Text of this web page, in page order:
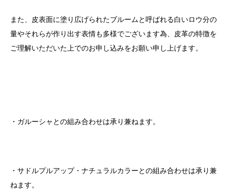
また、皮表面に塗り広げられたブルームと呼ばれる白いロウ分の
量やそれらが作り出す表情も多様でございます為、皮革の特徴を
ご理解いただいた上でのお申し込みをお願い申し上げます。
・ガルーシャとの組み合わせは承り兼ねます。
・サドルプルアップ・ナチュラルカラーとの組み合わせは承り兼
ねます。